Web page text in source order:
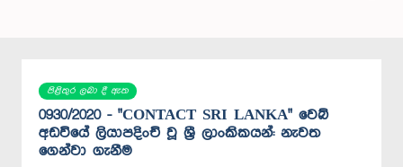
පිළිතුර ලබා දී ඇත
0930/2020 - "CONTACT SRI LANKA" වෙබ්
අඩවියේ ලියාපදිංචි වූ ශ්‍රී ලාංකිකයන්: නැවත
ගෙන්වා ගැනීම